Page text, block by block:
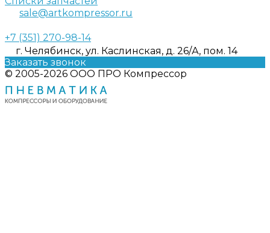
sale@artkompressor.ru
+7 (351) 270-98-14
г. Челябинск, ул. Каслинская, д. 26/А, пом. 14
Заказать звонок
© 2005-2026 ООО ПРО Компрессор